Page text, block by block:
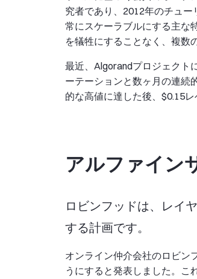
究者であり、2012年のチュ
常にスケーラブルにする主な
を犠牲にすることなく、複数
最近、Algorandプロジェクト
ーテーションと数ヶ月の連続
的な高値に達した後、$0.15レ
アルファイン
ロビンフッドは、レイ
する計画です。
オンライン仲介会社のロビン
うにすると発表しました。こ